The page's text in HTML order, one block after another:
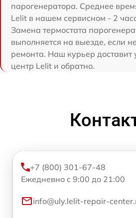
парогенератора. Среднее
Lelit в нашем сервисном - 2
Замена термостата
выполняется на выезде, если
ремонта. Наш курьер доставит
центр Lelit и обратно.
+7 (800) 301-67-48
Ежедневно с 9:00 до 21:00
info@uly.lelit-repair-